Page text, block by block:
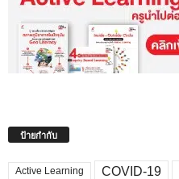
ป้ายกำกับ
Active Learning COVID-19